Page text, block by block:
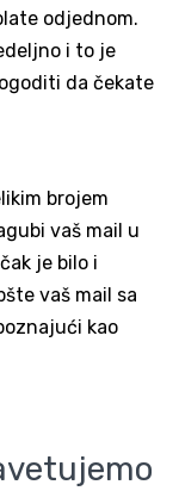
odjednom.
i to je
da čekate
brojem
vaš mail u
je bilo i
vaš mail sa
kao